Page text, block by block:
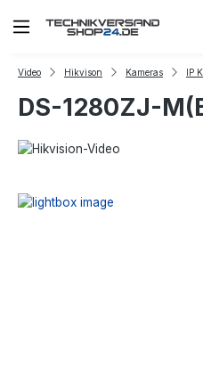
Zum Hauptinhalt springen
Video Hikvison Kameras IP
DS-1280ZJ-